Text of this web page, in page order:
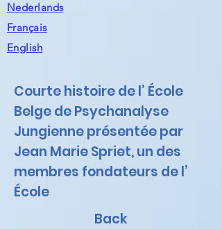
Nederlands
Français
English
Courte histoire de l’ École
Belge de Psychanalyse
Jungienne présentée par
Jean Marie Spriet, un des
membres fondateurs de l’
École
Back